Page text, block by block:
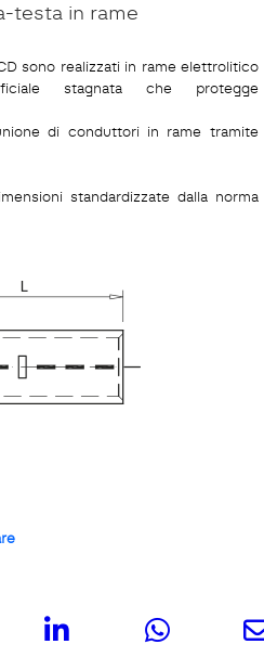
testa in rame
sono realizzati in rame elettrolitico
stagnata che protegge
di conduttori in rame tramite
standardizzate dalla norma